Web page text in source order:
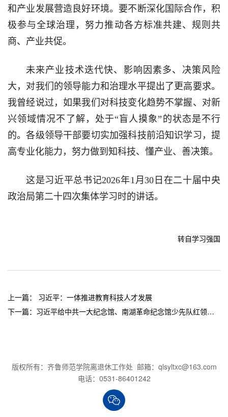
和产业发展营造良好环境。要不断深化国际合作，积
极参与全球治理，努力推动各方标准共建、规则共
商、产业共促。
未来产业技术迭代快、影响因素多、决策风险
大，对我们的领导能力和治理水平提出了更高要求。
我曾经说过，如果我们对科技变化趋势不掌握、对新
兴领域情况不了解，处于“盲人摸象”的状态是不行
的。各级领导干部要切实加强科技前沿知识学习，提
高专业化能力，努力做到知科技、懂产业、善决策。
这是习近平总书记2026年1月30日在二十届中央
政治局第二十四次集体学习时的讲话。
转自学习强国
上一篇： 习近平：一体推进教育科技人才发展
下一篇： 习近平给中共一大纪念馆、南湖革命纪念馆少先队红领巾 讲解员的回信（全文）
版权所有：齐鲁师范学院离退休工作处 邮箱：qlsyltxc@163.com
电话：0531-86401242